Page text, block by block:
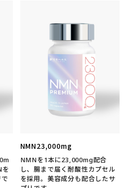
を
NMN23,000mg
NMNを1本に23,000mg配合
し、腸まで届く耐酸性カプセル
を採用。美容成分も配合したサ